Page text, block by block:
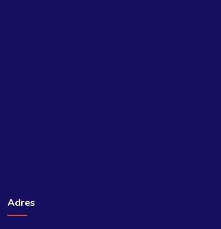
Adres